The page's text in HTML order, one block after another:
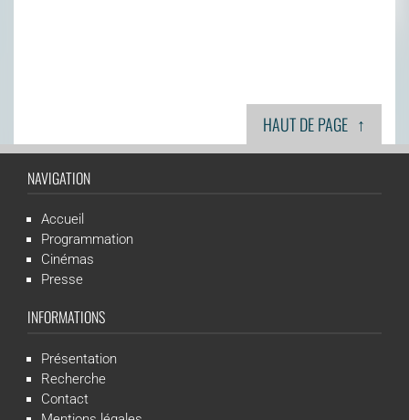
HAUT DE PAGE ↑
NAVIGATION
Accueil
Programmation
Cinémas
Presse
INFORMATIONS
Présentation
Recherche
Contact